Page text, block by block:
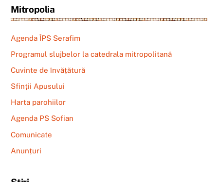
Mitropolia
Agenda ÎPS Serafim
Programul slujbelor la catedrala mitropolitană
Cuvinte de învățătură
Sfinții Apusului
Harta parohiilor
Agenda PS Sofian
Comunicate
Anunțuri